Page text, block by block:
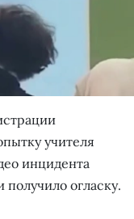
учителя
инцидента
огласку.